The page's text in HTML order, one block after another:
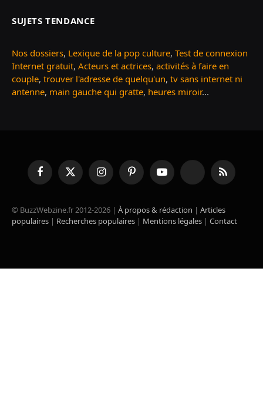
SUJETS TENDANCE
Nos dossiers, Lexique de la pop culture, Test de connexion
Internet gratuit, Acteurs et actrices, activités à faire en
couple, trouver l'adresse de quelqu'un, tv sans internet ni
antenne, main gauche qui gratte, heures miroir...
FacebookX
(Twitter)
InstagramPinterestYouTube TikTok RSS
© BuzzWebzine.fr 2012-2026 | À propos & rédaction | Articles
populaires | Recherches populaires | Mentions légales | Contact